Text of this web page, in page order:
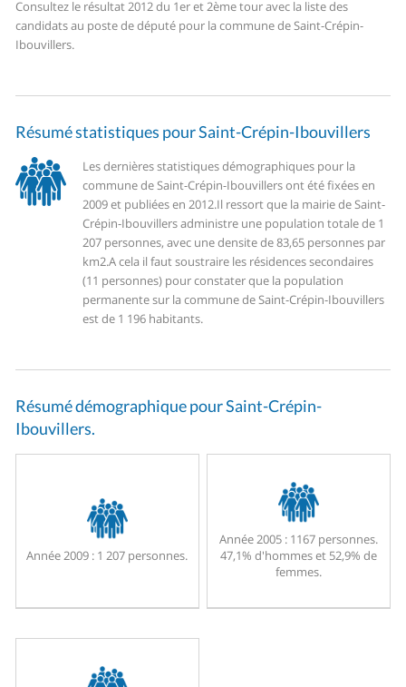
Consultez le résultat 2012 du 1er et 2ème tour avec la liste des
candidats au poste de député pour la commune de Saint-Crépin-
Ibouvillers.
Résumé statistiques pour Saint-Crépin-Ibouvillers
Les dernières statistiques démographiques pour la
commune de Saint-Crépin-Ibouvillers ont été fixées en
2009 et publiées en 2012.Il ressort que la mairie de Saint-
Crépin-Ibouvillers administre une population totale de 1
207 personnes, avec une densite de 83,65 personnes par
km2.A cela il faut soustraire les résidences secondaires
(11 personnes) pour constater que la population
permanente sur la commune de Saint-Crépin-Ibouvillers
est de 1 196 habitants.
Résumé démographique pour Saint-Crépin-
Ibouvillers.
Année 2009 : 1 207 personnes.
Année 2005 :1167 personnes.
47,1% d'hommes et 52,9% de
femmes.